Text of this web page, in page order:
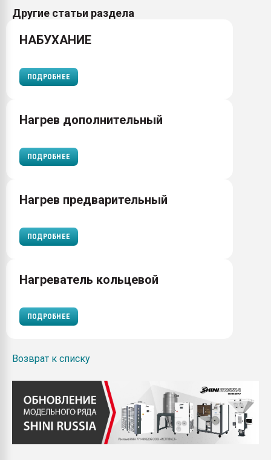
Другие статьи раздела
НАБУХАНИЕ
ПОДРОБНЕЕ
Нагрев дополнительный
ПОДРОБНЕЕ
Нагрев предварительный
ПОДРОБНЕЕ
Нагреватель кольцевой
ПОДРОБНЕЕ
Возврат к списку